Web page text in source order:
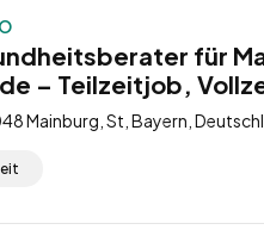
für
– Teilzeitjob,
Mainburg, St, Bayern,